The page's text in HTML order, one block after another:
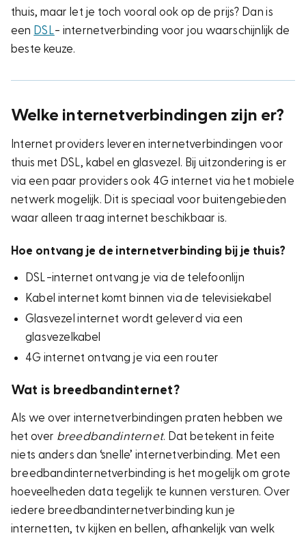
thuis, maar let je toch vooral ook op de prijs? Dan is
een DSL- internetverbinding voor jou waarschijnlijk de
beste keuze.
Welke internetverbindingen zijn er?
Internet providers leveren internetverbindingen voor
thuis met DSL, kabel en glasvezel. Bij uitzondering is er
via een paar providers ook 4G internet via het mobiele
netwerk mogelijk. Dit is speciaal voor buitengebieden
waar alleen traag internet beschikbaar is.
Hoe ontvang je de internetverbinding bij je thuis?
DSL-internet ontvang je via de telefoonlijn
Kabel internet komt binnen via de televisiekabel
Glasvezel internet wordt geleverd via een
glasvezelkabel
4G internet ontvang je via een router
Wat is breedbandinternet?
Als we over internetverbindingen praten hebben we
het over breedbandinternet. Dat betekent in feite
niets anders dan ‘snelle’ internetverbinding. Met een
breedbandinternetverbinding is het mogelijk om grote
hoeveelheden data tegelijk te kunnen versturen. Over
iedere breedbandinternetverbinding kun je
internetten, tv kijken en bellen, afhankelijk van welk